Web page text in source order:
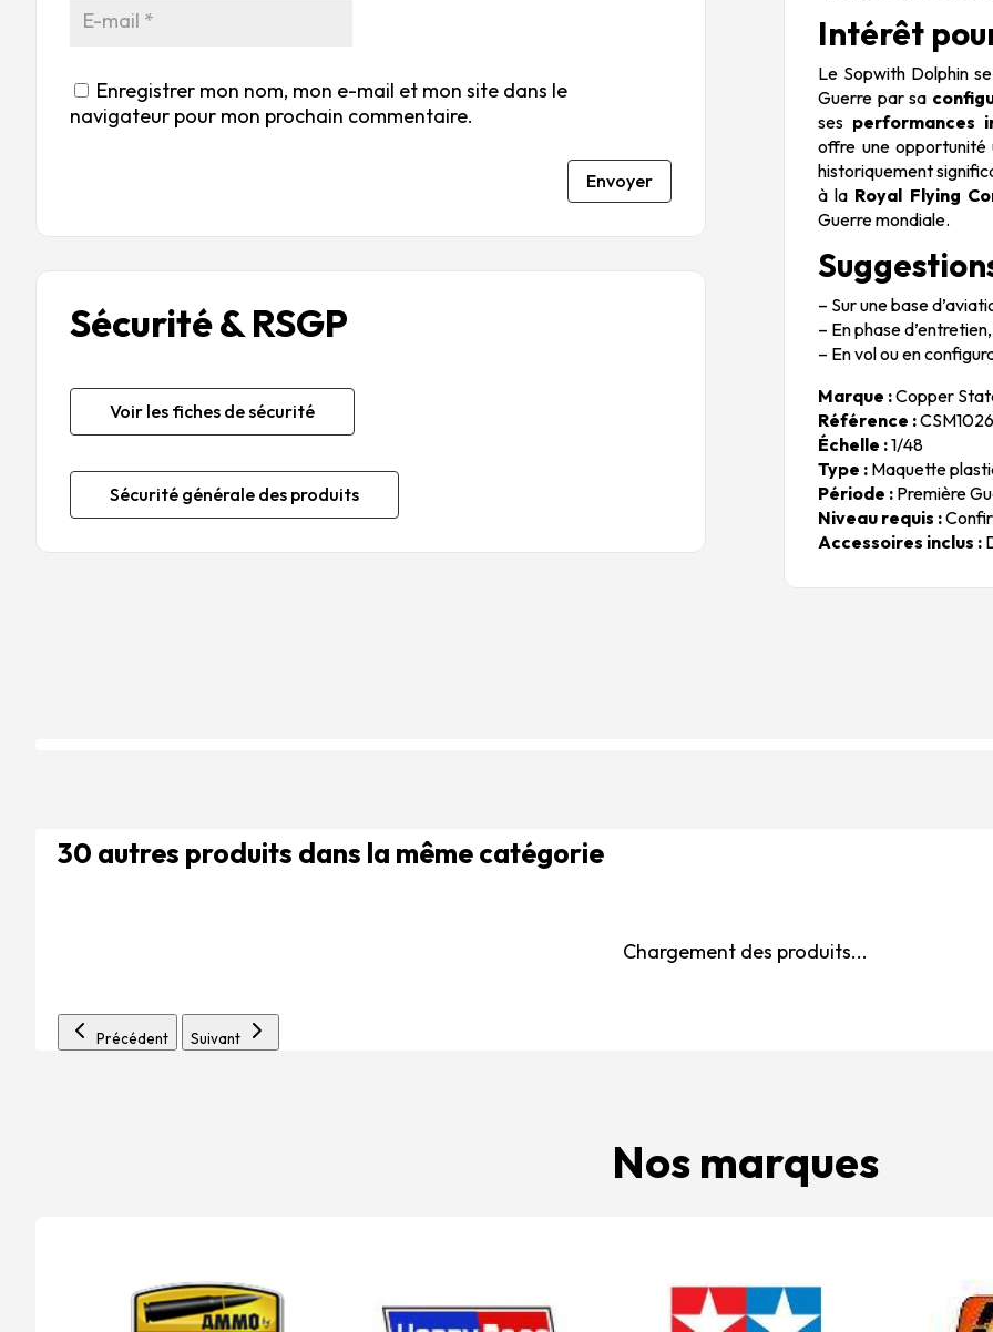
Enregistrer mon nom, mon e-mail et mon site dans le
navigateur pour mon prochain commentaire.
Envoyer
Sécurité & RSGP
Voir les fiches de sécurité
Sécurité générale des produits
Intérêt
Le Sopwith Dolphin
Guerre par sa
ses performances
offre une opportunité
historiquement
à la Royal Flying
Guerre mondiale.
– Sur une base
– En phase
– En vol ou en
Marque :Copper
Référence :CSM1026
Échelle :1/48
Type : Maquette
Période : Première
Niveau requis :
Accessoires inclus :
30 autres produits dans la même catégorie
Chargement des produits...
Précédent Suivant
Nos marques